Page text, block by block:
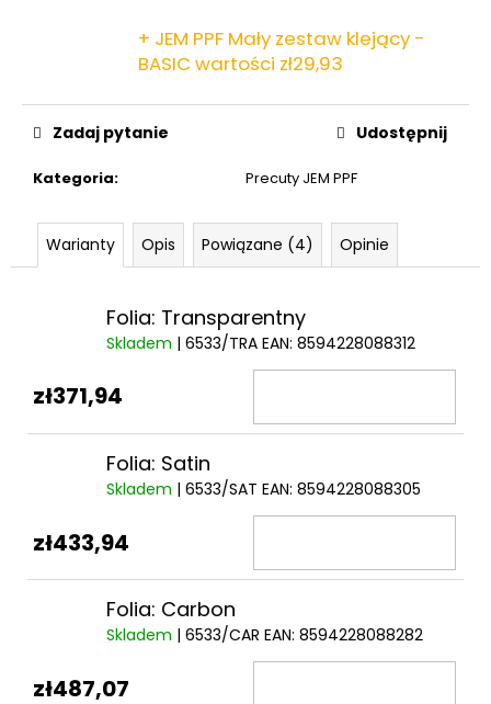
+ JEM PPF Mały zestaw klejący -
BASIC wartości zł29,93
Kategoria: Precuty JEM PPF
Zadaj pytanie Udostępnij
Warianty Opis Powiązane (4) Opinie
Folia: Transparentny
Skladem | 6533/TRA EAN: 8594228088312
zł371,94
Folia: Satin
Skladem | 6533/SAT EAN: 8594228088305
zł433,94
Folia: Carbon
Skladem | 6533/CAR EAN: 8594228088282
zł487,07